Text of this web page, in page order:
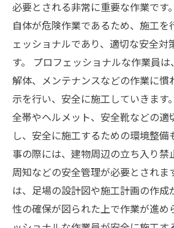
必要とされる非常に重要な作業です
自体が危険作業であるため、施工を
ェッショナルであり、適切な安全対
す。 プロフェッショナルな作業員
解体、メンテナンスなどの作業に慣
示を行い、安全に施工していきます
全帯やヘルメット、安全靴などの適
し、安全に施工するための環境整備
事の際には、建物周辺の立ち入り禁
周知などの安全管理が必要とされま
は、足場の設計図や施工計画の作成
性の確保が図られた上で作業が進め